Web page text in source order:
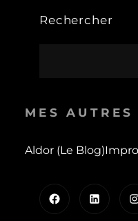
Rechercher
MES AUTRES
Aldor (le Blog)
Instagram